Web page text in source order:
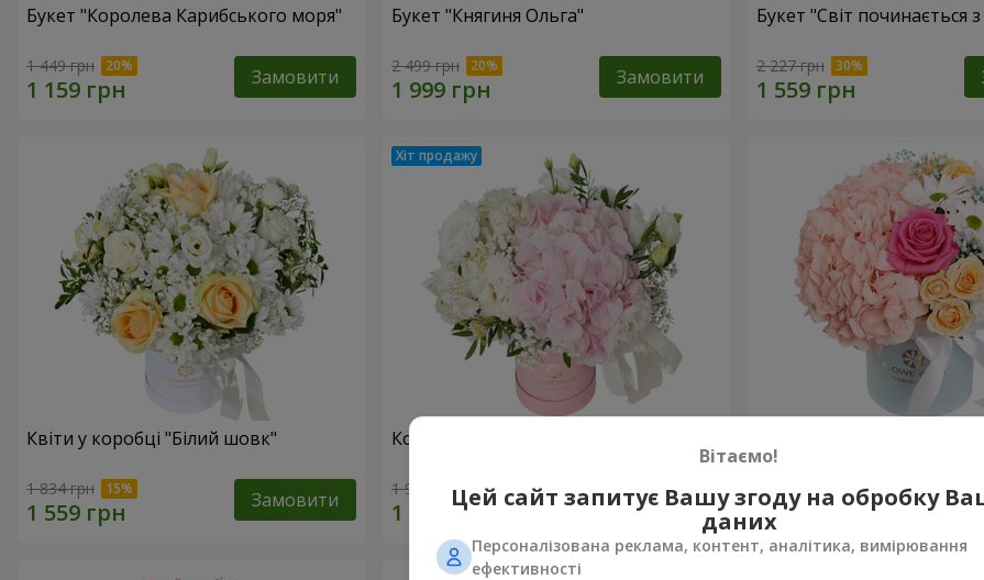
Букет "Королева Карибського моря"
1 449 грн Замовити
Букет "Княгиня Ольга"
2 499 грн Замовити
Букет "Світ починається
2 227 грн
Квіти у коробці "Білий шовк"
1 834 грн Замовити
Композиція "Ніжний дотик"
1 954 грн Замовити 1 716 грн
Вітаємо!
Цей сайт запитує Вашу згоду на обробку
даних
Персоналізована реклама, контент, аналітика, вимірювання
ефективності